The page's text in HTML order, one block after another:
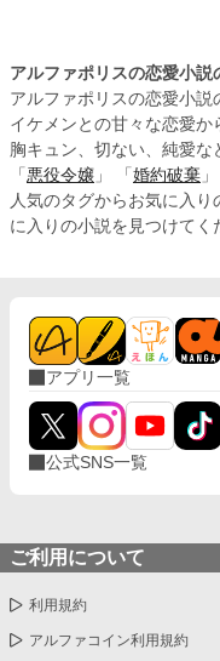
アルファポリスの恋愛小説
アルファポリスの恋愛小説
イケメンとの甘々な恋愛か
胸キュン、切ない、純愛な
「 悪役令嬢 」 「 婚約破棄
人気のタグからお気に入
に入りの小説を見つけてく
アプリ一覧
公式SNS一覧
ご利用について
利用規約
アルファコイン利用規約